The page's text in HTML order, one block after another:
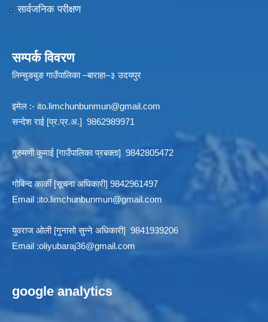
सार्वजनिक परीक्षण
सम्पर्क विवरण
लिम्चुङबुङ गाउँपालिका –बाराहा–३ उदयपुर
इमेल :- ito.limchunbunmun@gmail.com
सन्देश राई [प्र.प्र.अ.] 9862989971
गुरुमणी कुमाई [गाउँपालिका प्रबक्ता] 9842805472
गोबिन्द कार्की [सूचना अधिकारी] 9842961497
Email :ito.limchunbunmun@gmail.com
युवराज ओली [गुनासो सुन्ने अधिकारी] 9841939206
Email :oliyubaraj36@gmail.com
google analytics